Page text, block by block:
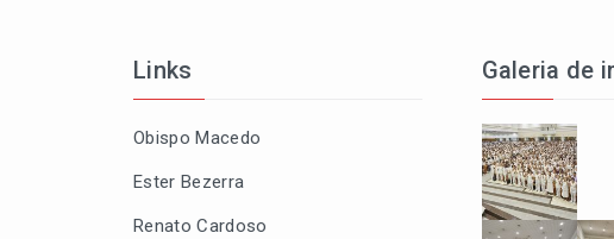
Links
Obispo Macedo
Ester Bezerra
Renato Cardoso
Galeria de